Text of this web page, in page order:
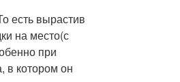
есть вырастив
на место(с
при
в котором он